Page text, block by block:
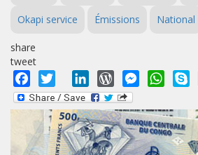
Okapi service Émissions National
share
tweet
Facebook
Twitter LinkedInWordPressMessenger